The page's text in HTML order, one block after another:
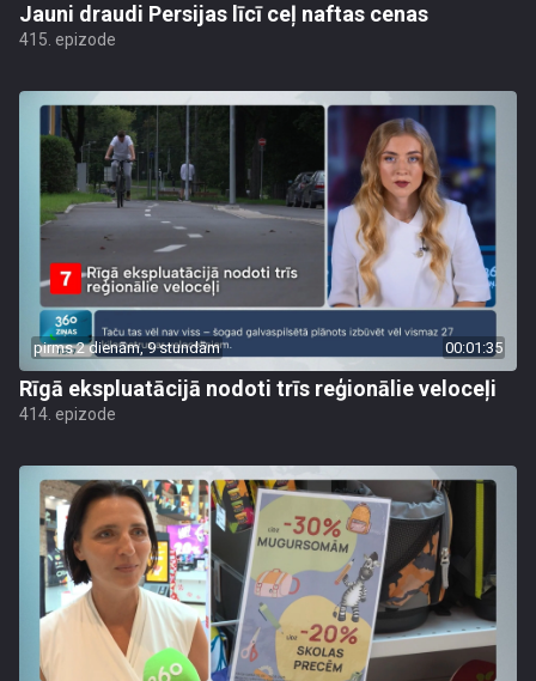
Jauni draudi Persijas līcī ceļ naftas cenas
415. epizode
pirms 2 dienām, 9 stundām 00:01:35
Rīgā ekspluatācijā nodoti trīs reģionālie veloceļi
414. epizode